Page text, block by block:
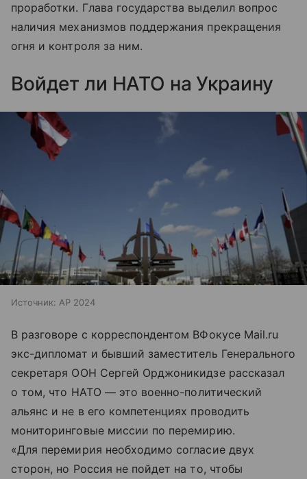
проработки. Глава государства выделил вопрос
наличия механизмов поддержания прекращения
огня и контроля за ним.
Войдет ли НАТО на Украину
Источник: AP 2024
В разговоре с корреспондентом ВФокусе Mail.ru
экс-дипломат и бывший заместитель Генерального
секретаря ООН Сергей Орджоникидзе рассказал
о том, что НАТО —это военно-политический
альянс и не в его компетенциях проводить
мониторинговые миссии по перемирию.
«Для перемирия необходимо согласие двух
сторон, но Россия не пойдет на то, чтобы